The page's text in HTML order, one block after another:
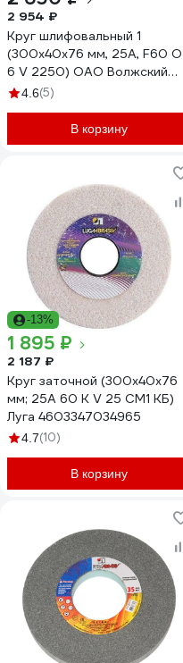
2 954 ₽
Круг шлифовальный 1
(300x40x76 мм, 25А, F60 O
6 V 2250) ОАО Волжский
абразивный завод Н0017826
4.6(5)
В корзину
-13%
1 895 ₽
2 187 ₽
Круг заточной (300х40х76
мм; 25А 60 К V 25 СМ1 КБ)
Луга 4603347034965
4.7(10)
В корзину